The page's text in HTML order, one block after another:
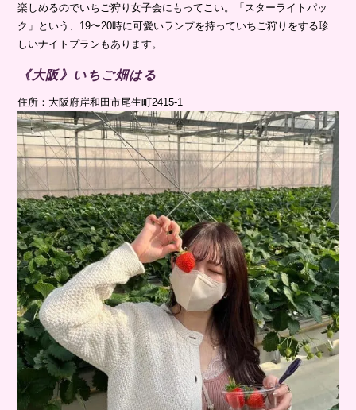
楽しめるのでいちご狩り女子会にもってこい。「スターライトパッ
ク」という、19〜20時に可愛いランプを持っていちご狩りをする珍
しいナイトプランもあります。
《大阪》いちご畑はる
住所：大阪府岸和田市尾生町2415-1